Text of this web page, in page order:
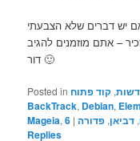
יש דברים שלא הצבעתי
דור 🙂
Posted in , קוד פתוח
BackTrack, Debian,
Mageia, , דביאן, פדורה |
6
Replies